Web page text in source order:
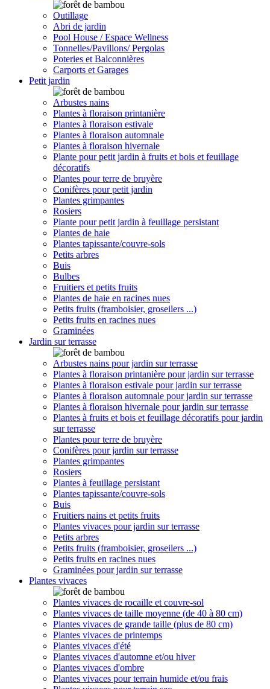
Outillage
Abri de jardin
Pool House / Espace Wellness
Tonnelles/Pavillons/ Pergolas
Poteries et Balconnières
Carports et Garages
Petit jardin
Arbustes nains
Plantes à floraison printanière
Plantes à floraison estivale
Plantes à floraison automnale
Plantes à floraison hivernale
Plante pour petit jardin à fruits et bois et feuillage
décoratifs
Plantes pour terre de bruyère
Conifères pour petit jardin
Plantes grimpantes
Rosiers
Plante pour petit jardin à feuillage persistant
Plantes de haie
Plantes tapissante/couvre-sols
Petits arbres
Buis
Bulbes
Fruitiers et petits fruits
Plantes de haie en racines nues
Petits fruits (framboisier, groseilers ...)
Petits fruits en racines nues
Graminées
Jardin sur terrasse
Arbustes nains pour jardin sur terrasse
Plantes à floraison printanière pour jardin sur terrasse
Plantes à floraison estivale pour jardin sur terrasse
Plantes à floraison automnale pour jardin sur terrasse
Plantes à floraison hivernale pour jardin sur terrasse
Plantes à fruits et bois et feuillage décoratifs pour jardin
sur terrasse
Plantes pour terre de bruyère
Conifères pour jardin sur terrasse
Plantes grimpantes
Rosiers
Plantes à feuillage persistant
Plantes tapissante/couvre-sols
Buis
Fruitiers nains et petits fruits
Plantes vivaces pour jardin sur terrasse
Petits arbres
Petits fruits (framboisier, groseilers ...)
Petits fruits en racines nues
Graminées pour jardin sur terrasse
Plantes vivaces
Plantes vivaces de rocaille et couvre-sol
Plantes vivaces de taille moyenne (de 40 à 80 cm)
Plantes vivaces de grande taille (plus de 80 cm)
Plantes vivaces de printemps
Plantes vivaces d'été
Plantes vivaces d'automne et/ou hiver
Plantes vivaces d'ombre
Plantes vivaces pour terrain humide et/ou frais